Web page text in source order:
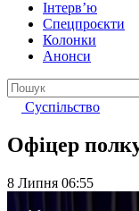
Інтерв’ю
Спецпроєкти
Колонки
Анонси
Суспільство
Офіцер
8 Липня 06:55